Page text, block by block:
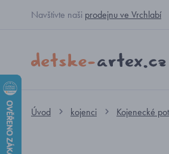
Navštivte naši prodejnu ve Vrchlabí
Úvod kojenci Kojenecké